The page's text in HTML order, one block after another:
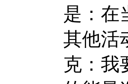
是：在
其他活
克：我